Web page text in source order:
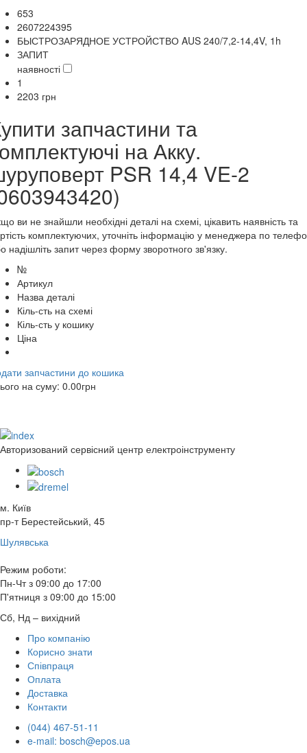
653
2607224395
БЫСТРОЗАРЯДНОЕ УСТРОЙСТВО AUS 240/7,2-14,4V, 1h
ЗАПИТ
наявності
1
2203 грн
запчастини та
на Акку.
PSR 14,4 VE-2
ви не знайшли необхідні деталі на схемі, цікавить наявність та
комплектуючих, уточніть інформацію у менеджера по
надішліть запит через форму зворотного зв'язку.
№
Артикул
Назва деталі
Кіль-сть на схемі
Кіль-сть у кошику
Ціна
запчастини до кошика
на суму: 0.00грн
Авторизований сервісний центр електроінструменту
м. Київ
пр-т Берестейський, 45
Шулявська
Режим роботи:
Пн-Чт з 09:00 до 17:00
П'ятниця з 09:00 до 15:00
Сб, Нд – вихідний
Про компанію
Корисно знати
Співпраця
Оплата
Доставка
Контакти
(044) 467-51-11
e-mail: bosch@epos.ua